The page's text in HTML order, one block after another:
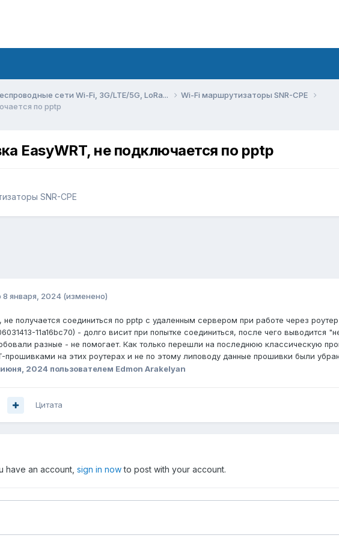
сети Wi-Fi, 3G/LTE/5G, LoRa...
Wi-Fi маршрутизаторы SNR-CPE
по pptp
EasyWRT, не подключается по pptp
SNR-CPE
8 января, 2024 (изменено)
нe получается соединиться по pptp с удаленным сервером при работе через
11a16bc70) - долго висит при попытке соединиться, после чего выводится
разные - не помогает. Как только перешли на последнюю классическую
прошивками на этих роутерах и не по этому липоводу данные прошивки были
2024 пользователем Edmon Arakelyan
Цитата
have an account, sign in nowto post with your account.